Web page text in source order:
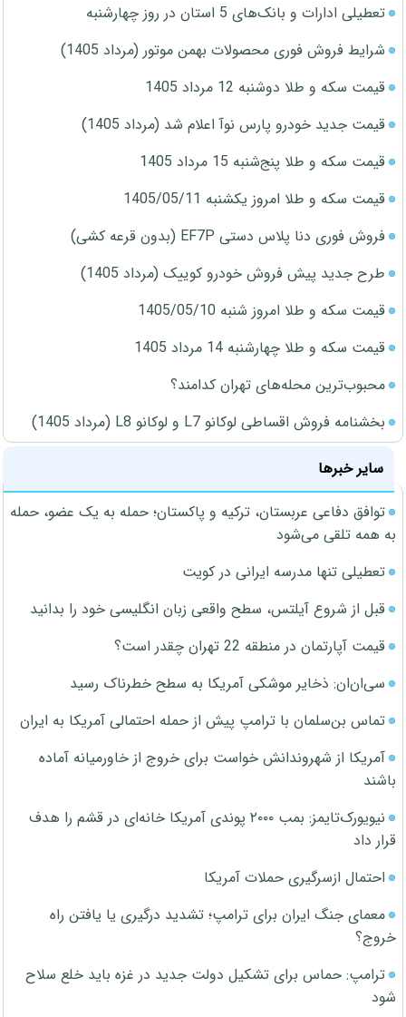
تعطیلی ادارات و بانک‌های 5 استان در روز چهارشنبه
شرایط فروش فوری محصولات بهمن موتور (مرداد 1405)
قیمت سکه و طلا دوشنبه 12 مرداد 1405
قیمت جدید خودرو پارس نوآ اعلام شد (مرداد 1405)
قیمت سکه و طلا پنج‌شنبه 15 مرداد 1405
قیمت سکه و طلا امروز یکشنبه 1405/05/11
فروش فوری دنا پلاس دستی EF7P (بدون قرعه کشی)
طرح جدید پیش فروش خودرو کوییک (مرداد 1405)
قیمت سکه و طلا امروز شنبه 1405/05/10
قیمت سکه و طلا چهارشنبه 14 مرداد 1405
محبوب‌ترین محله‌های تهران کدامند؟
بخشنامه فروش اقساطی لوکانو L7 و لوکانو L8 (مرداد 1405)
سایر خبرها
توافق دفاعی عربستان، ترکیه و پاکستان؛ حمله به یک عضو، حمله
به همه تلقی می‌شود
تعطیلی تنها مدرسه ایرانی در کویت
قبل از شروع آیلتس، سطح واقعی زبان انگلیسی خود را بدانید
قیمت آپارتمان در منطقه 22 تهران چقدر است؟
سی‌ان‌ان: ذخایر موشکی آمریکا به سطح خطرناک رسید
تماس بن‌سلمان با ترامپ پیش از حمله احتمالی آمریکا به ایران
آمریکا از شهروندانش خواست برای خروج از خاورمیانه آماده
باشند
نیویورک‌تایمز: بمب ۲۰۰۰ پوندی آمریکا خانه‌ای در قشم را هدف
قرار داد
احتمال ازسرگیری حملات آمریکا
معمای جنگ ایران برای ترامپ؛ تشدید درگیری یا یافتن راه
خروج؟
ترامپ: حماس برای تشکیل دولت جدید در غزه باید خلع سلاح
شود